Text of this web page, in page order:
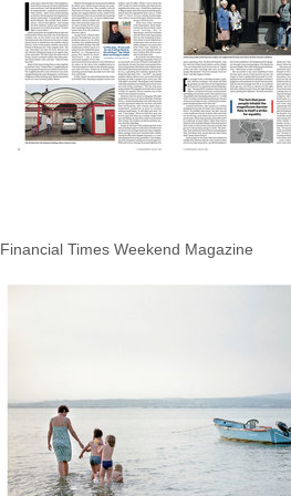
Financial Times Weekend Magazine